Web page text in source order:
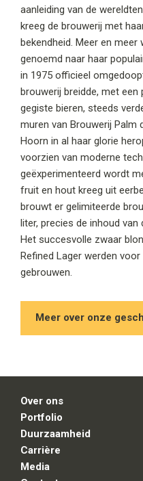
aanleiding van de
kreeg de brouwerij met
bekendheid. Meer en meer
genoemd naar haar
in 1975 officieel
brouwerij breidde, met
gegiste bieren, steeds
muren van Brouwerij Palm
Hoorn in al haar glorie
voorzien van moderne
geëxperimenteerd wordt
fruit en hout kreeg uit
brouwt er gelimiteerde
liter, precies de inhoud
Het succesvolle zwaar
Refined Lager werden
gebrouwen.
Meer over onze
Over ons
Portfolio
Duurzaamheid
Carrière
Media